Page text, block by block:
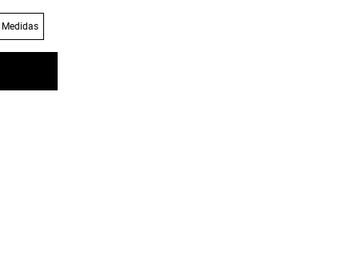
Medidas